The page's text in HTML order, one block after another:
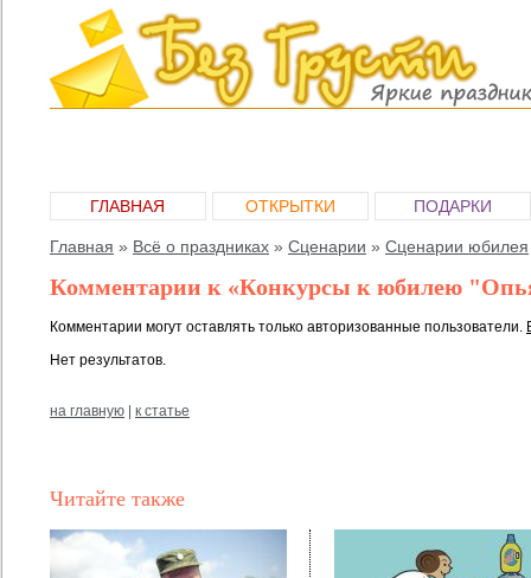
ГЛАВНАЯ ОТКРЫТКИ ПОДАРКИ
Главная » Всё о праздниках » Сценарии » Сценарии юбилея
Комментарии к «Конкурсы к юбилею
Комментарии могут оставлять только авторизованные пользователи.
Нет результатов.
на главную к статье
Читайте также